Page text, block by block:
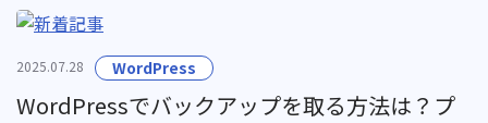
2025.07.28 WordPress
WordPressでバックアップを取る方法は？プ